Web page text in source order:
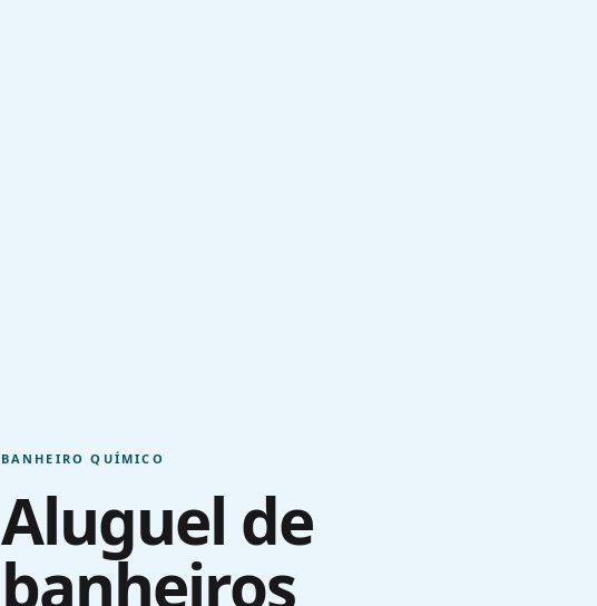
BANHEIRO QUÍMICO
Aluguel de
banheiros